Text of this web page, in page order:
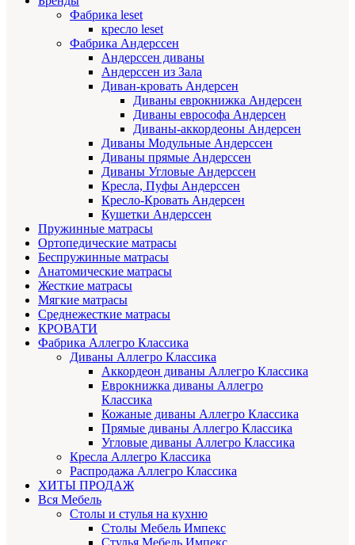
Фабрика leset
кресло leset
Фабрика Андерссен
Андерссен диваны
Андерссен из Зала
Диван-кровать Андерсен
Диваны еврокнижка Андерсен
Диваны еврософа Андерсен
Диваны-аккордеоны Андерсен
Диваны Модульные Андерссен
Диваны прямые Андерссен
Диваны Угловые Андерссен
Кресла, Пуфы Андерссен
Кресло-Кровать Андерсен
Кушетки Андерссен
Пружинные матрасы
Ортопедические матрасы
Беспружинные матрасы
Анатомические матрасы
Жесткие матрасы
Мягкие матрасы
Среднежесткие матрасы
КРОВАТИ
Фабрика Аллегро Классика
Диваны Аллегро Классика
Аккордеон диваны Аллегро Классика
Еврокнижка диваны Аллегро
Классика
Кожаные диваны Аллегро Классика
Прямые диваны Аллегро Классика
Угловые диваны Аллегро Классика
Кресла Аллегро Классика
Распродажа Аллегро Классика
ХИТЫ ПРОДАЖ
Вся Мебель
Столы и стулья на кухню
Столы Мебель Импекс
Стулья Мебель Импекс